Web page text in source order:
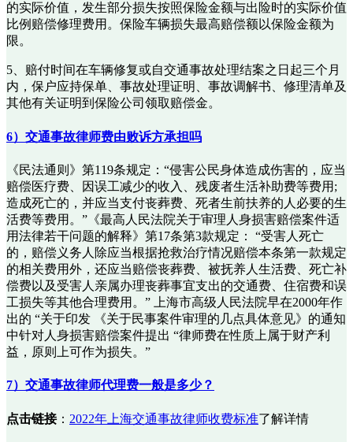
的实际价值，发生部分损失按照保险金额与出险时的实际价值
比例赔偿修理费用。保险车辆损失最高赔偿额以保险金额为
限。
5、赔付时间在车辆修复或自交通事故处理结案之日起三个月
内，保户应持保单、事故处理证明、事故调解书、修理清单及
其他有关证明到保险公司领取赔偿金。
6）交通事故律师费由败诉方承担吗
《民法通则》第119条规定：“侵害公民身体造成伤害的，应当
赔偿医疗费、因误工减少的收入、残废者生活补助费等费用;
造成死亡的，并应当支付丧葬费、死者生前扶养的人必要的生
活费等费用。”《最高人民法院关于审理人身损害赔偿案件适
用法律若干问题的解释》第17条第3款规定： “受害人死亡
的，赔偿义务人除应当根据抢救治疗情况赔偿本条第一款规定
的相关费用外，还应当赔偿丧葬费、被抚养人生活费、死亡补
偿费以及受害人亲属办理丧葬事宜支出的交通费、住宿费和误
工损失等其他合理费用。” 上海市高级人民法院早在2000年作
出的 “关于印发 《关于民事案件审理的几点具体意见》的通知
中针对人身损害赔偿案件提出 “律师费在性质上属于财产利
益，原则上可作为损失。”
7）交通事故律师代理费一般是多少？
点击链接： 2022年上海交通事故律师收费标准了解详情